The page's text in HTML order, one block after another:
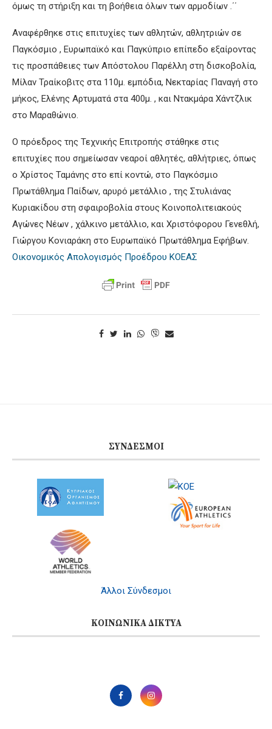
όμως τη στήριξη και τη βοήθεια όλων των αρμοδίων .΄΄
Αναφέρθηκε στις επιτυχίες των αθλητών, αθλητριών σε
Παγκόσμιο , Ευρωπαϊκό και Παγκύπριο επίπεδο εξαίροντας
τις προσπάθειες των Απόστολου Παρέλλη στη δισκοβολία,
Μίλαν Τραίκοβιτς στα 110μ. εμπόδια, Νεκταρίας Παναγή στο
μήκος, Ελένης Αρτυματά στα 400μ. , και Ντακμάρα Χάντζλικ
στο Μαραθώνιο.
Ο πρόεδρος της Τεχνικής Επιτροπής στάθηκε στις
επιτυχίες που σημείωσαν νεαροί αθλητές, αθλήτριες, όπως
ο Χρίστος Ταμάνης στο επί κοντώ, στο Παγκόσμιο
Πρωτάθλημα Παίδων, αρυρό μετάλλιο , της Στυλιάνας
Κυριακίδου στη σφαιροβολία στους Κοινοπολιτειακούς
Αγώνες Νέων , χάλκινο μετάλλιο, και Χριστόφορου Γενεθλή,
Γιώργου Κονιαράκη στο Ευρωπαϊκό Πρωτάθλημα Εφήβων.
Οικονομικός Απολογισμός Προέδρου ΚΟΕΑΣ
ΣΎΝΔΕΣΜΟΙ
Άλλοι Σύνδεσμοι
ΚΟΙΝΩΝΙΚΆ ΔΊΚΤΥΑ